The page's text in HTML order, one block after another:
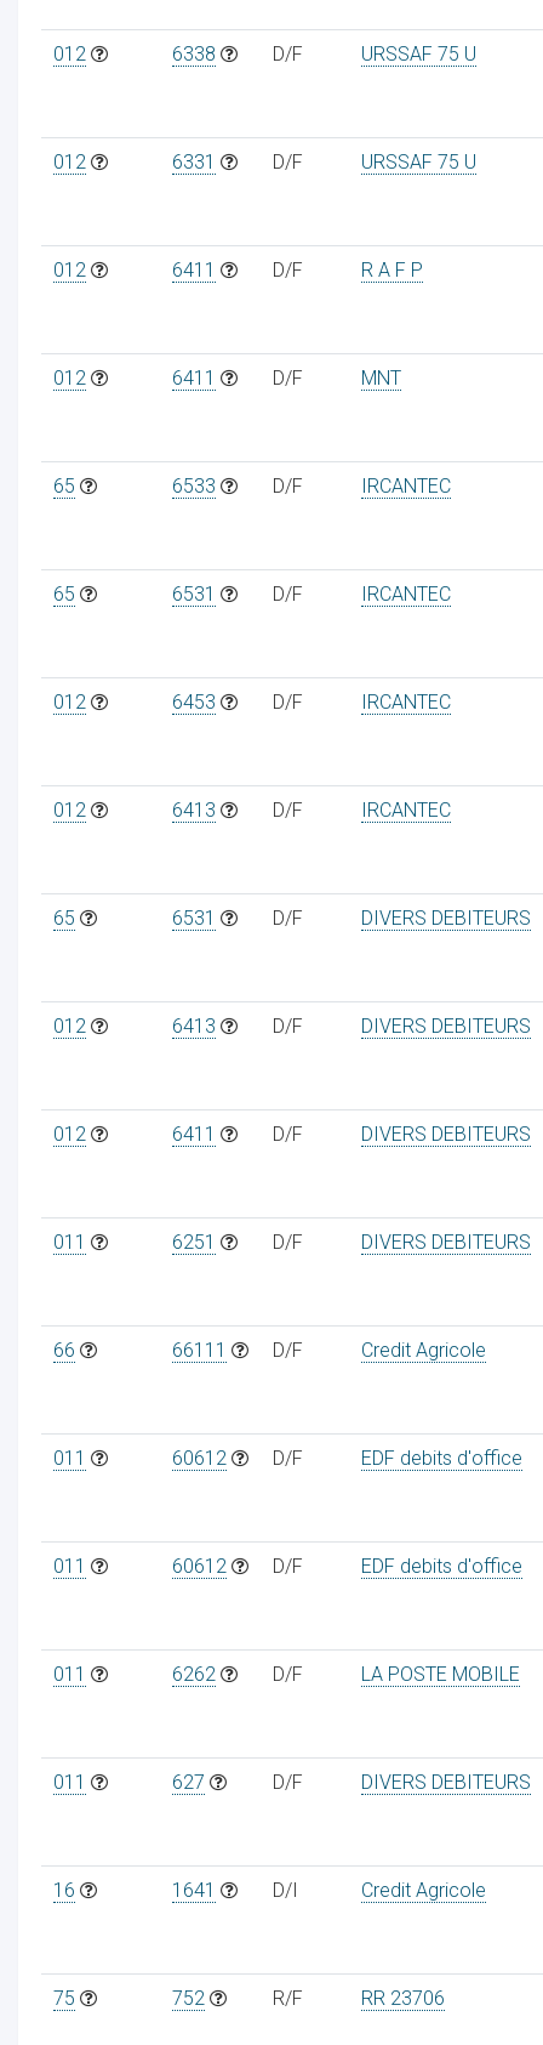
012 6338 D/F URSSAF 75 U
012 6331 D/F URSSAF 75 U
012 6411 D/F R A F P
012 6411 D/F MNT
65 6533 D/F IRCANTEC
65 6531 D/F IRCANTEC
012 6453 D/F IRCANTEC
012 6413 D/F IRCANTEC
65 6531 D/F DIVERS DEBITEURS
012 6413 D/F DIVERS DEBITEURS
012 6411 D/F DIVERS DEBITEURS
011 6251 D/F DIVERS DEBITEURS
66 66111 D/F Credit Agricole
011 60612 D/F EDF debits d'office
011 60612 D/F EDF debits d'office
011 6262 D/F LA POSTE MOBILE
011 627 D/F DIVERS DEBITEURS
16 1641 D/I Credit Agricole
75 752 R/F RR 23706